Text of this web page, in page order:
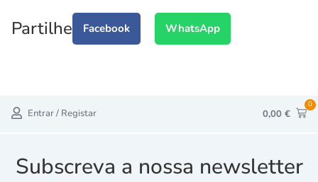
Partilhe Facebook WhatsApp
Entrar / Registar 0,00 €
0
Subscreva a nossa newsletter